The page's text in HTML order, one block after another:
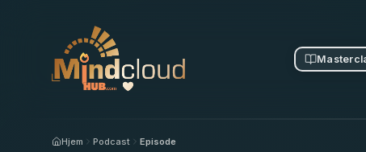
Hjem Podcast Episode